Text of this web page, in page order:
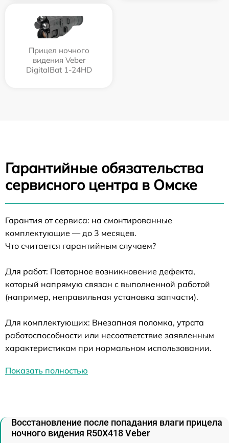
Прицел ночного
видения Veber
DigitalBat 1-24HD
Гарантийные обязательства
сервисного центра в Омске
Гарантия от сервиса: на смонтированные
комплектующие — до 3 месяцев.
Что считается гарантийным случаем?
Для работ: Повторное возникновение дефекта,
который напрямую связан с выполненной работой
(например, неправильная установка запчасти).
Для комплектующих: Внезапная поломка, утрата
работоспособности или несоответствие заявленным
характеристикам при нормальном использовании.
Показать полностью
Восстановление после попадания влаги прицела
ночного видения R50X418 Veber